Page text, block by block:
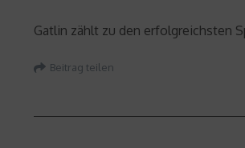
Gatlin zählt zu den erfolgreichsten
Beitrag teilen